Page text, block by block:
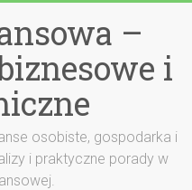
–
i
osobiste, gospodarka i
i praktyczne porady w